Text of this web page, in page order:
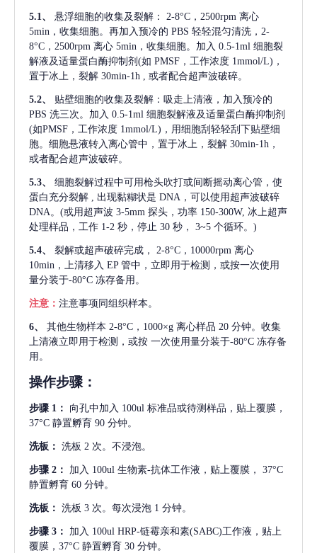
5.1、 悬浮细胞的收集及裂解：
2-8°C，2500rpm 离心
5min，收集细胞。再加入预冷的 PBS 轻轻混匀清洗，2-
8°C，2500rpm 离心 5min，收集细胞。加入 0.5-1ml 细胞裂
解液及适量蛋白酶抑制剂(如 PMSF，工作浓度 1mmol/L)，
置于冰上，裂解 30min-1h , 或者配合超声波破碎。
5.2、
贴壁细胞的收集及裂解：吸走上清液，加入预冷的
PBS 洗三次。加入 0.5-1ml 细胞裂解液及适量蛋白酶抑制剂
(如PMSF，工作浓度 1mmol/L)，用细胞刮轻轻刮下贴壁细
胞。细胞悬液转入离心管中，置于冰上，裂解 30min-1h，
或者配合超声波破碎。
5.3、
细胞裂解过程中可用枪头吹打或间断摇动离心管，使
蛋白充分裂解 , 出现黏糊状是 DNA，可以使用超声波破碎
DNA。(或用超声波 3-5mm 探头，功率 150-300W, 冰上超声
处理样品，工作 1-2 秒，停止 30 秒， 3~5 个循环。)
5.4、 裂解或超声破碎完成，
2-8°C，10000rpm 离心
10min，上清移入 EP 管中，立即用于检测，或按一次使用
量分装于-80°C 冻存备用。
注意： 注意事项同组织样本。
6、 其他生物样本 2-8°C，1000×g 离心样品 20 分钟。收集
上清液立即用于检测，或按 一次使用量分装于-80°C 冻存备
用。
操作步骤：
步骤 1： 向孔中加入 100ul 标准品或待测样品，贴上覆膜，
37°C 静置孵育 90 分钟。
洗板： 洗板 2 次。不浸泡。
步骤 2： 加入 100ul 生物素-抗体工作液，贴上覆膜， 37°C
静置孵育 60 分钟。
洗板： 洗板 3 次。每次浸泡 1 分钟。
步骤 3： 加入 100ul HRP-链霉亲和素(SABC)工作液，贴上
覆膜，37°C 静置孵育 30 分钟。